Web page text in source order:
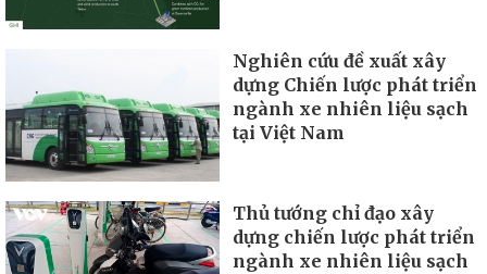
Nghiên cứu đề xuất xây
dựng Chiến lược phát triển
ngành xe nhiên liệu sạch
tại Việt Nam
Thủ tướng chỉ đạo xây
dựng chiến lược phát triển
ngành xe nhiên liệu sạch